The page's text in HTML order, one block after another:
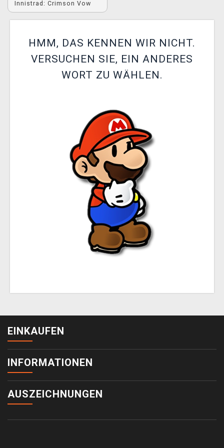
XZONE CLUB
Innistrad: Crimson Vow
HMM, DAS KENNEN WIR NICHT.
VERSUCHEN SIE, EIN ANDERES
WORT ZU WÄHLEN.
EINKAUFEN
INFORMATIONEN
AUSZEICHNUNGEN